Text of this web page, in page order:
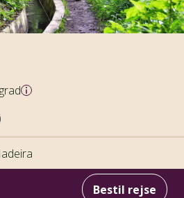
Bestil rejse